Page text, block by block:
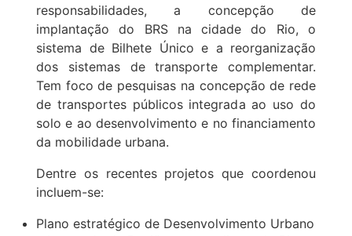
responsabilidades, a concepção de
implantação do BRS na cidade do Rio, o
sistema de Bilhete Único e a reorganização
dos sistemas de transporte complementar.
Tem foco de pesquisas na concepção de rede
de transportes públicos integrada ao uso do
solo e ao desenvolvimento e no financiamento
da mobilidade urbana.
Dentre os recentes projetos que coordenou
incluem-se:
Plano estratégico de Desenvolvimento Urbano